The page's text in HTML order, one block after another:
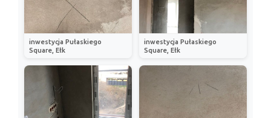
inwestycja Pułaskiego
Square, Ełk
inwestycja Pułaskiego
Square, Ełk